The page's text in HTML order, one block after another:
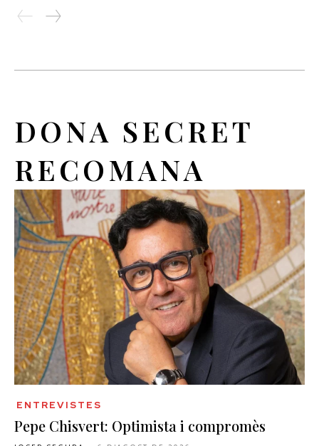
DONA SECRET
RECOMANA
ENTREVISTES
Pepe Chisvert: Optimista i compromès